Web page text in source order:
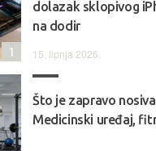
dolazak sklopivog
na dodir
15. lipnja 2026.
1
Što je zapravo
Medicinski uređaj,